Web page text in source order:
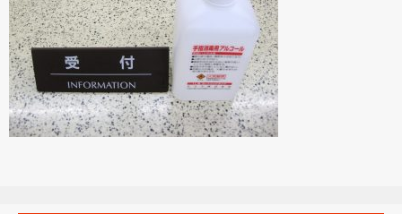
パートナーシップ
お問い合わせ
サイトマップ